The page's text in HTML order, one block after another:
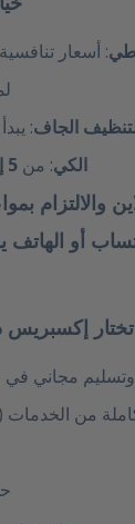
: أسعار
الجاف:
الكي: من 5 إلى 10 دراهم
والالتزام
أو
تختار
مجاني في
من